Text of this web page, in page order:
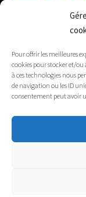
Pour offrir les meilleures
cookies pour stocker et/
à ces technologies nous
de navigation ou les ID
consentement peut avoir
Tél. 04